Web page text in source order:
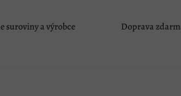
suroviny a výrobce Doprava